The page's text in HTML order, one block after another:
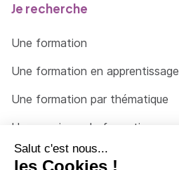
Je recherche
Une formation
Une formation en apprentissage
Une formation par thématique
Un organisme de formation
Un conseiller